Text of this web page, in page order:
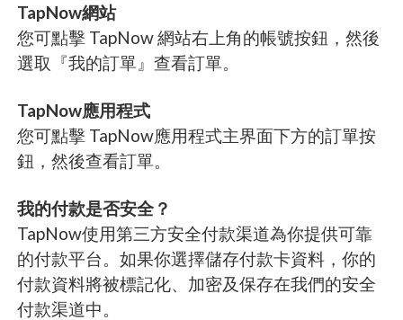
TapNow網站
您可點擊 TapNow 網站右上角的帳號按鈕，然後
選取『我的訂單』查看訂單。
TapNow應用程式
您可點擊 TapNow應用程式主界面下方的訂單按
鈕，然後查看訂單。
我的付款是否安全？
TapNow使用第三方安全付款渠道為你提供可靠
的付款平台。如果你選擇儲存付款卡資料，你的
付款資料將被標記化、加密及保存在我們的安全
付款渠道中。